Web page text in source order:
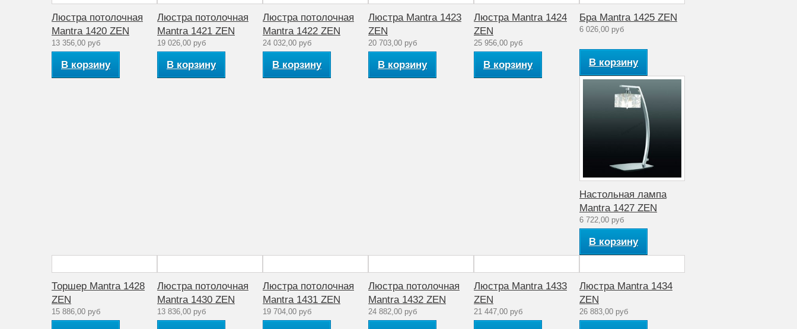
Люстра потолочная
Mantra 1420 ZEN
13 356,00 руб
В корзину
Люстра потолочная
Mantra 1421 ZEN
19 026,00 руб
В корзину
Люстра потолочная
Mantra 1422 ZEN
24 032,00 руб
В корзину
Люстра Mantra 1423
ZEN
20 703,00 руб
В корзину
Люстра Mantra 1424
ZEN
25 956,00 руб
В корзину
Бра Mantra 1425 ZEN
6 026,00 руб
В корзину
Настольная лампа
Mantra 1427 ZEN
6 722,00 руб
В корзину
Торшер Mantra 1428
ZEN
15 886,00 руб
Люстра потолочная
Mantra 1430 ZEN
13 836,00 руб
Люстра потолочная
Mantra 1431 ZEN
19 704,00 руб
Люстра потолочная
Mantra 1432 ZEN
24 882,00 руб
Люстра Mantra 1433
ZEN
21 447,00 руб
Люстра Mantra 1434
ZEN
26 883,00 руб